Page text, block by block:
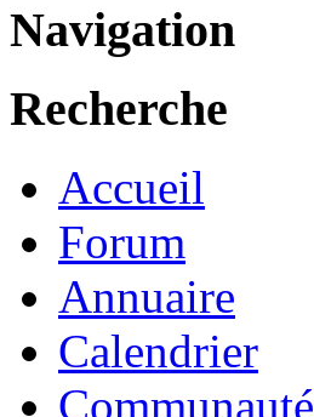
Navigation
Recherche
Accueil
Forum
Annuaire
Calendrier
Communauté